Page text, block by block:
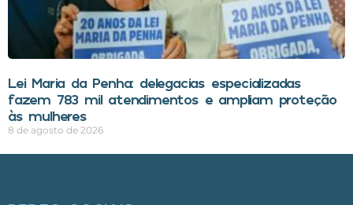
Lei Maria da Penha: delegacias especializadas
fazem 783 mil atendimentos e ampliam proteção
às mulheres
8 de agosto de 2026